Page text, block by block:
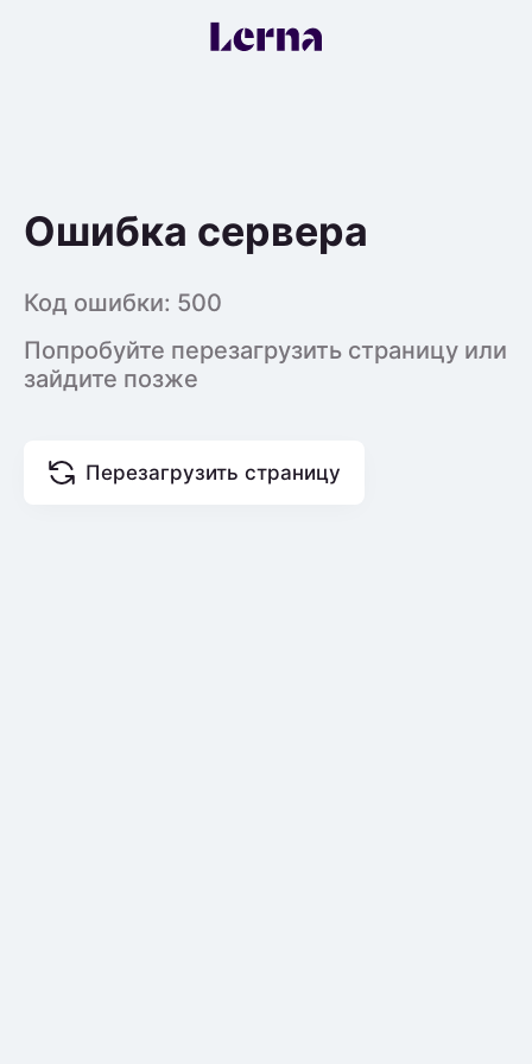
Ошибка сервера
Код ошибки: 500
Попробуйте перезагрузить страницу или
зайдите позже
Перезагрузить страницу